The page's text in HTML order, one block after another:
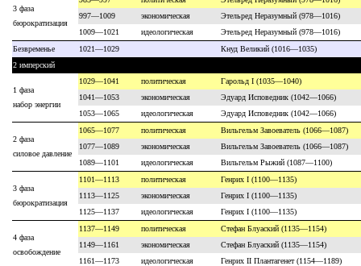
3 фаза
бюрократизация
997—1009
экономическая
Этельред Неразумный (978—1016)
1009—1021
идеологическая
Этельред Неразумный (978—1016)
Безвременье
1021—1029
Кнуд Великий (1016—1035)
2 имперский
1 фаза
набор энергии
1029—1041 политическая
Гарольд I (1035—1040)
1041—1053
экономическая
Эдуард Исповедник (1042—1066)
1053—1065
идеологическая Эдуард Исповедник (1042—1066)
2 фаза
силовое давление
1065—1077 политическая
Вильгельм Завоеватель (1066—1087)
1077—1089
экономическая
Вильгельм Завоеватель (1066—1087)
1089—1101
идеологическая Вильгельм Рыжий (1087—1100)
3 фаза
бюрократизация
1101—1113 политическая
Генрих I (1100—1135)
1113—1125
экономическая
Генрих I (1100—1135)
1125—1137
идеологическая Генрих I (1100—1135)
4 фаза
освобождение
1137—1149 политическая
Стефан Блуаский (1135—1154)
1149—1161
экономическая
Стефан Блуаский (1135—1154)
1161—1173
идеологическая
Генрих II Плантагенет (1154—1189)